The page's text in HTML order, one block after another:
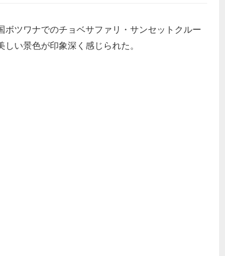
ツワナでのチョベサファリ・サンセットクルー
い景色が印象深く感じられた。